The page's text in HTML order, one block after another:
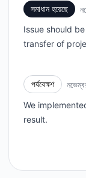
সমাধান হয়েছে
Issue should
transfer of
পর্যবেক্ষণ
We
result.